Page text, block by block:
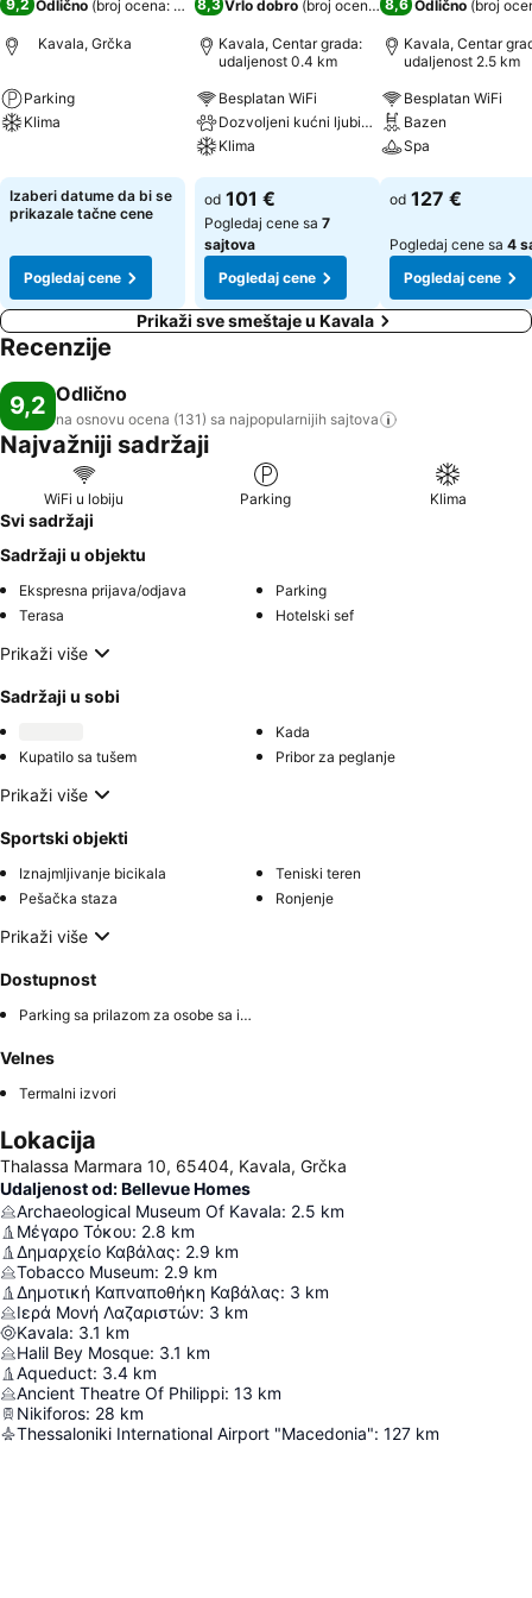
9,2 Odlično (broj ocena: 131)
Kavala, Grčka
Parking
Klima
Izaberi datume da bi se
prikazale tačne cene
Pogledaj cene
8,3Vrlo dobro (broj ocena: 13.716)
Kavala, Centar grada:
udaljenost 0.4 km
Besplatan WiFi
Dozvoljeni kućni ljubimci
Klima
Pogledaj cene
od 101 €
Pogledaj cene sa 7
sajtova
Pogledaj cene
8,6 Odlično (broj
Kavala, Centar
udaljenost 2.5 km
Besplatan WiFi
Bazen
Spa
Pogledaj cene
od 127 €
Pogledaj cene sa 4
Pogledaj cene
Prikaži sve smeštaje u Kavala
Recenzije
9,2 Odlično
na osnovu ocena (131) sa najpopularnijih sajtova
Najvažniji sadržaji
WiFi u lobiju Parking Klima
Svi sadržaji
Sadržaji u objektu
Ekspresna prijava/odjava
Parking
Terasa
Hotelski sef
Prikaži više
Sadržaji u sobi
Kada
Kupatilo sa tušem
Pribor za peglanje
Prikaži više
Sportski objekti
Iznajmljivanje bicikala
Teniski teren
Pešačka staza
Ronjenje
Prikaži više
Dostupnost
Parking sa prilazom za osobe sa invaliditetom
Velnes
Termalni izvori
Lokacija
Thalassa Marmara 10, 65404, Kavala, Grčka
Udaljenost od: Bellevue Homes
Archaeological Museum Of Kavala: 2.5 km
Μέγαρο Τόκου: 2.8 km
Δημαρχείο Καβάλας: 2.9 km
Τοbacco Μuseum: 2.9 km
Δημοτική Καπναποθήκη Καβάλας: 3 km
Ιερά Μονή Λαζαριστών: 3 km
Kavala: 3.1 km
Halil Bey Mosque: 3.1 km
Aqueduct: 3.4 km
Ancient Theatre Of Philippi: 13 km
Nikiforos: 28 km
Thessaloniki International Airport "Macedonia": 127 km